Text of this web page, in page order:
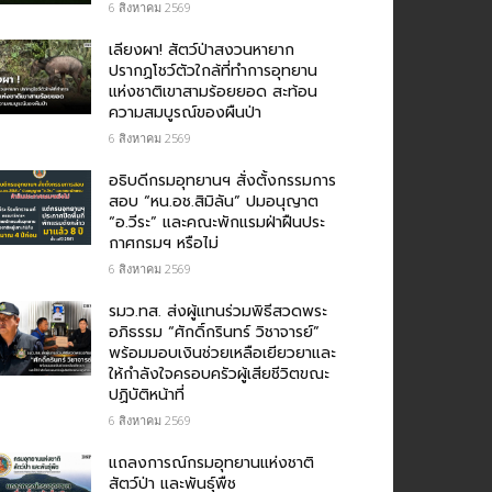
6 สิงหาคม 2569
เลียงผา! สัตว์ป่าสงวนหายาก
ปรากฏโชว์ตัวใกล้ที่ทำการอุทยาน
แห่งชาติเขาสามร้อยยอด สะท้อน
ความสมบูรณ์ของผืนป่า
6 สิงหาคม 2569
อธิบดีกรมอุทยานฯ​ สั่งตั้งกรรมการ
สอบ “หน.อช.สิมิลัน” ปมอนุญาต
“อ.วีระ” และคณะพักแรมฝ่าฝืนประ
กาศกรมฯ หรือไม่
6 สิงหาคม 2569
รมว.ทส. ส่งผู้แทนร่วมพิธีสวดพระ
อภิธรรม “ศักดิ์กรินทร์ วิชาจารย์”
พร้อมมอบเงินช่วยเหลือเยียวยาและ
ให้กำลังใจครอบครัวผู้เสียชีวิตขณะ
ปฏิบัติหน้าที่
6 สิงหาคม 2569
แถลงการณ์กรมอุทยานแห่งชาติ
สัตว์ป่า และพันธุ์พืช